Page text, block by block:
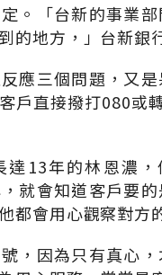
。「台新的事業
的地方，」台新銀
應三個問題，又
戶直接撥打080或
達13年的林恩濃
就會知道客戶要
都會用心觀察對
，因為只有真心